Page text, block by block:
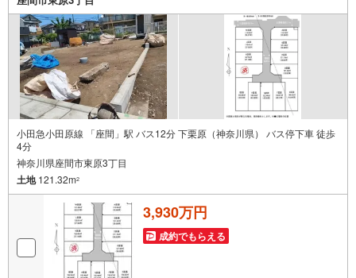
小田急小田原線 「座間」駅 バス12分 下栗原（神奈川県） バス停下車 徒歩
4分
神奈川県座間市東原3丁目
土地121.32m2
3,930万円
成約でもらえる